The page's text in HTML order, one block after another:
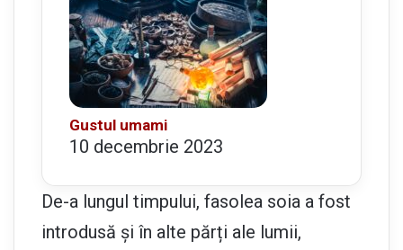
Gustul umami
10 decembrie 2023
De-a lungul timpului, fasolea soia a fost
introdusă și în alte părți ale lumii,